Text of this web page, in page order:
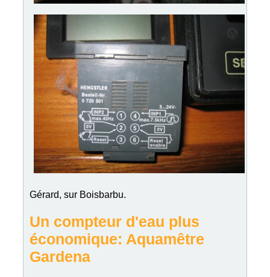
Gérard, sur Boisbarbu.
Un compteur d'eau plus
économique: Aquamêtre
Gardena